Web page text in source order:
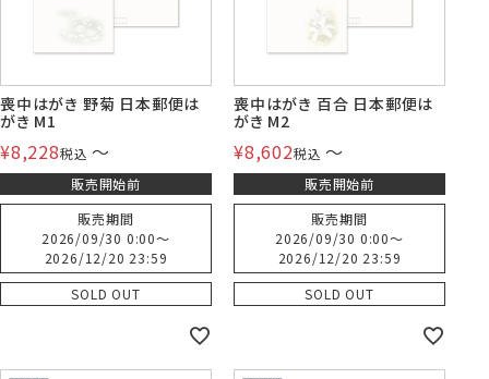
賞状・証書・
紙製クリア
お悔み用
喪中はがき
印刷
年賀はがき・
デザイン集
B5縦2つ折 A4横4つ折
返信用封筒
A4横3つ折
105×214
洋2タテ封筒
114×162
洋4タテ封筒
A4横3つ折
105×235
A5縦2つ折
洋6タテ封筒
B5横3つ折
給与明細用封筒
B5横3つ折
紙製クリアファイル印刷サービス
喪中はがき 野菊 日本郵便は
がき M1
¥8,228税込 〜
販売開始前
販売期間
2026/09/30 0:00〜
2026/12/20 23:59
SOLD OUT
喪中はがき 百合 日本郵便は
がき M2
¥8,602税込 〜
販売開始前
販売期間
2026/09/30 0:00〜
2026/12/20 23:59
SOLD OUT